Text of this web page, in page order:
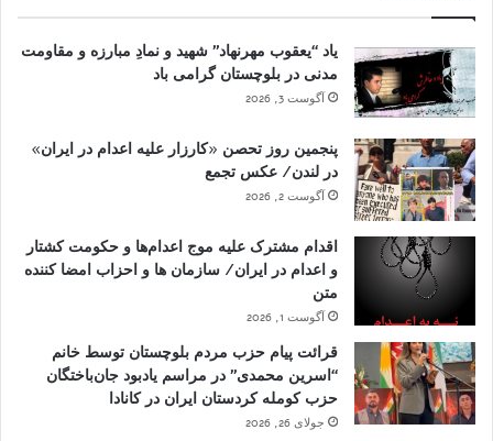
یاد “یعقوب مهرنهاد” شهید و نمادِ مبارزه و مقاومت
مدنی در بلوچستان گرامی باد
آگوست 3, 2026
پنجمین روز تحصن «کارزار علیه اعدام در ایران»
در لندن/ عکس تجمع
آگوست 2, 2026
اقدام مشترک علیه موج اعدام‌ها و حکومت کشتار
و اعدام در ایران/ سازمان ها و احزاب امضا کننده
متن
آگوست 1, 2026
قرائت پیام حزب مردم بلوچستان توسط خانم
“اسرین محمدی” در مراسم یادبود جان‌باختگان
حزب کومله کردستان ایران در کانادا
جولای 26, 2026